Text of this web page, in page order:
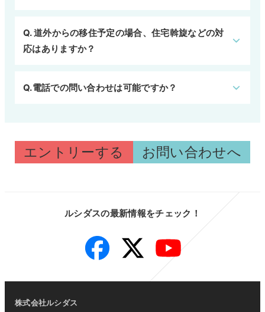
Q. 道外からの移住予定の場合、住宅斡旋などの対
応はありますか？
Q.電話での問い合わせは可能ですか？
エントリーする お問い合わせへ
ルシダスの最新情報をチェック！
Facebook Twitter YouTube
株式会社ルシダス